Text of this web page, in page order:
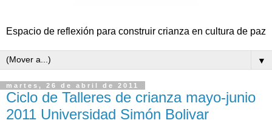
Espacio de reflexión para construir crianza en cultura de paz
▼
martes, 26 de abril de 2011
Ciclo de Talleres de crianza mayo-junio
2011 Universidad Simón Bolivar